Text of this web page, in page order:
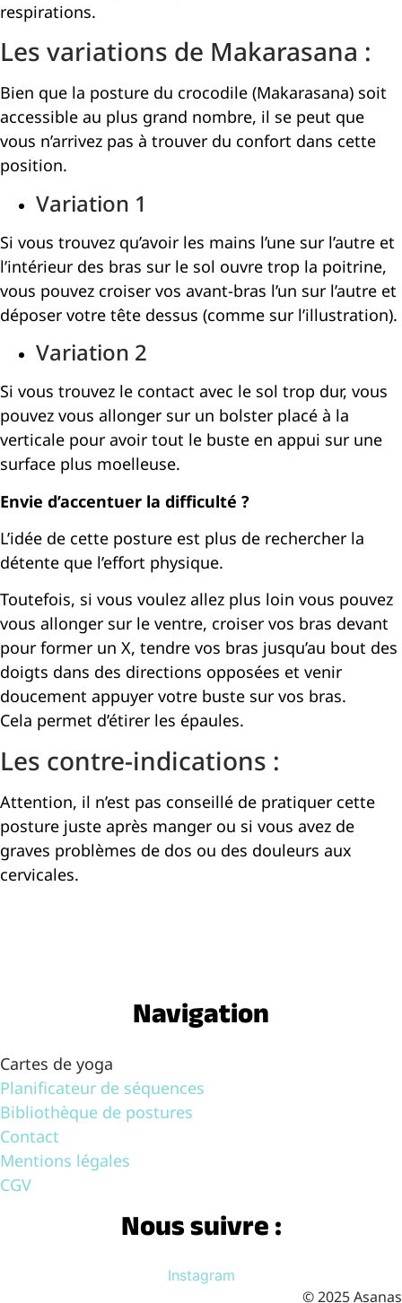
respirations.
Les variations de Makarasana :
Bien que la posture du crocodile (Makarasana) soit
accessible au plus grand nombre, il se peut que
vous n’arrivez pas à trouver du confort dans cette
position.
Variation 1
Si vous trouvez qu’avoir les mains l’une sur l’autre et
l’intérieur des bras sur le sol ouvre trop la poitrine,
vous pouvez croiser vos avant-bras l’un sur l’autre et
déposer votre tête dessus (comme sur l’illustration).
Variation 2
Si vous trouvez le contact avec le sol trop dur, vous
pouvez vous allonger sur un bolster placé à la
verticale pour avoir tout le buste en appui sur une
surface plus moelleuse.
Envie d’accentuer la difficulté ?
L’idée de cette posture est plus de rechercher la
détente que l’effort physique.
Toutefois, si vous voulez allez plus loin vous pouvez
vous allonger sur le ventre, croiser vos bras devant
pour former un X, tendre vos bras jusqu’au bout des
doigts dans des directions opposées et venir
doucement appuyer votre buste sur vos bras.
Cela permet d’étirer les épaules.
Les contre-indications :
Attention, il n’est pas conseillé de pratiquer cette
posture juste après manger ou si vous avez de
graves problèmes de dos ou des douleurs aux
cervicales.
Navigation
Cartes de yoga
Planificateur de séquences
Bibliothèque de postures
Contact
Mentions légales
CGV
Nous suivre :
Instagram
© 2025 Asanas